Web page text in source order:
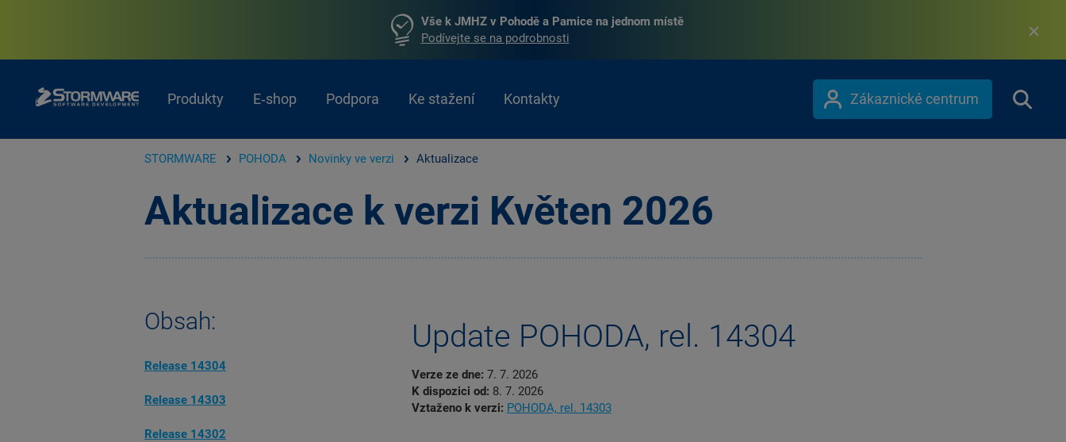
Vše k JMHZ v Pohodě a Pamice na jednom místě
Podívejte se na podrobnosti
Produkty E‑shop Podpora Ke stažení Kontakty Zákaznické centrum
STORMWARE POHODA Novinky ve verzi Aktualizace
Aktualizace k verzi Květen 2026
Obsah:
Release 14304
Release 14303
Release 14302
Update POHODA, rel. 14304
Verze ze dne: 7. 7. 2026
K dispozici od: 8. 7. 2026
Vztaženo k verzi: POHODA, rel. 14303